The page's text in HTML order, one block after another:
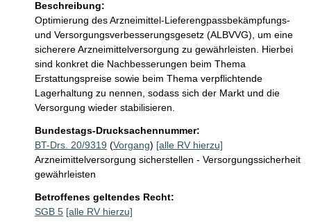
Beschreibung:
Optimierung des Arzneimittel-Lieferengpassbekämpfungs-
und Versorgungsverbesserungsgesetz (ALBVVG), um eine
sicherere Arzneimittelversorgung zu gewährleisten. Hierbei
sind konkret die Nachbesserungen beim Thema
Erstattungspreise sowie beim Thema verpflichtende
Lagerhaltung zu nennen, sodass sich der Markt und die
Versorgung wieder stabilisieren.
Bundestags-Drucksachennummer:
BT-Drs. 20/9319 (Vorgang) [alle RV hierzu]
Arzneimittelversorgung sicherstellen - Versorgungssicherheit
gewährleisten
Betroffenes geltendes Recht:
SGB 5 [alle RV hierzu]